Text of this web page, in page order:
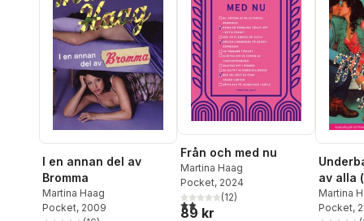
I en annan del av
Bromma
Martina Haag
Pocket, 2009
Från och med nu
Martina Haag
Pocket, 2024
1,9utav 5 stjärnor. Totalt antal röster:
(12)
89 kr
av alla
går det
Martina
Pocket,